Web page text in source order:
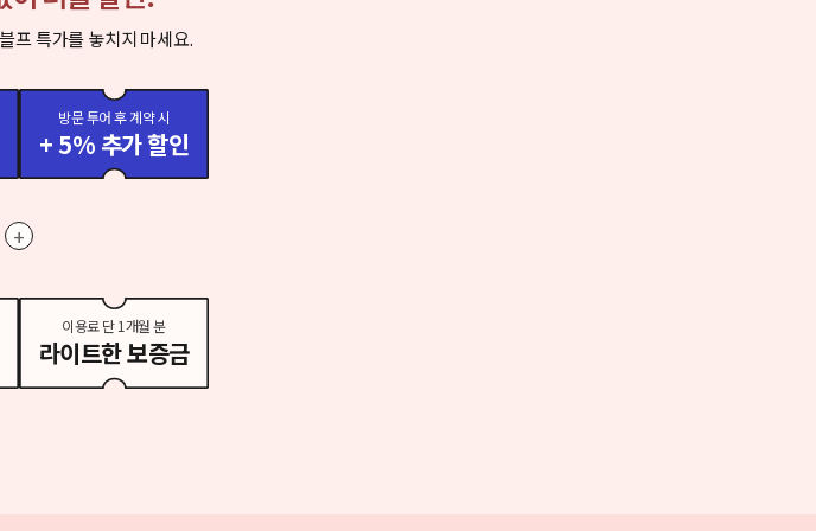
프 특가를 놓치지 마세요.
방문 투어 후 계약 시
+ 5% 추가 할인
+
이용료 단 1개월 분
라이트한 보증금